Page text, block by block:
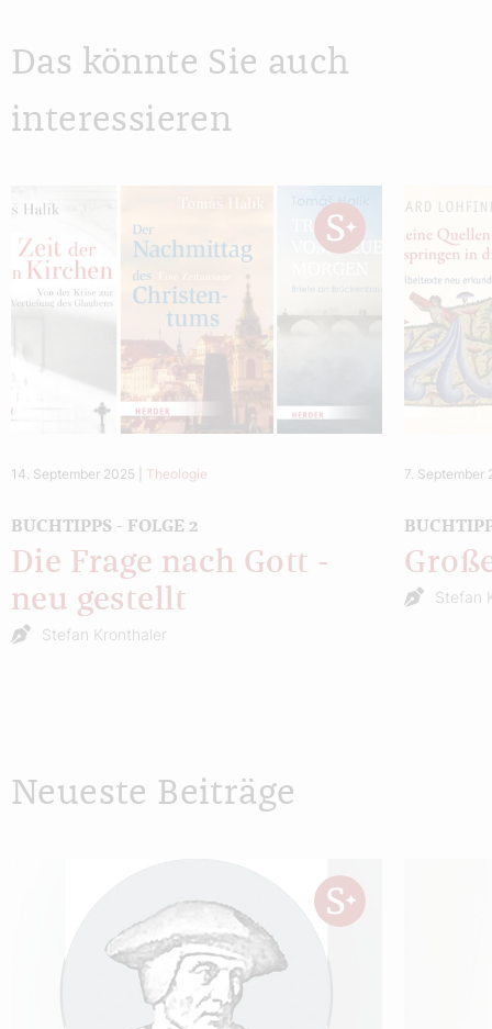
Das könnte Sie auch
interessieren
14. September 2025 Theologie
BUCHTIPPS - FOLGE 2
Die Frage nach Gott -
neu gestellt
Stefan Kronthaler
7. September
Stefan
Neueste Beiträge